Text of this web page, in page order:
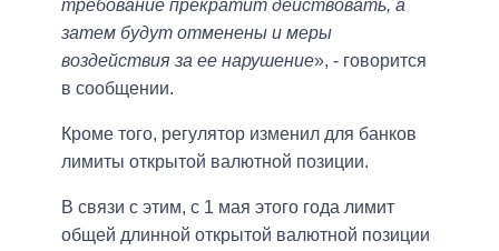
требование прекратит действовать, а
затем будут отменены и меры
воздействия за ее нарушение», - говорится
в сообщении.
Кроме того, регулятор изменил для банков
лимиты открытой валютной позиции.
В связи с этим, с 1 мая этого года лимит
общей длинной открытой валютной позиции